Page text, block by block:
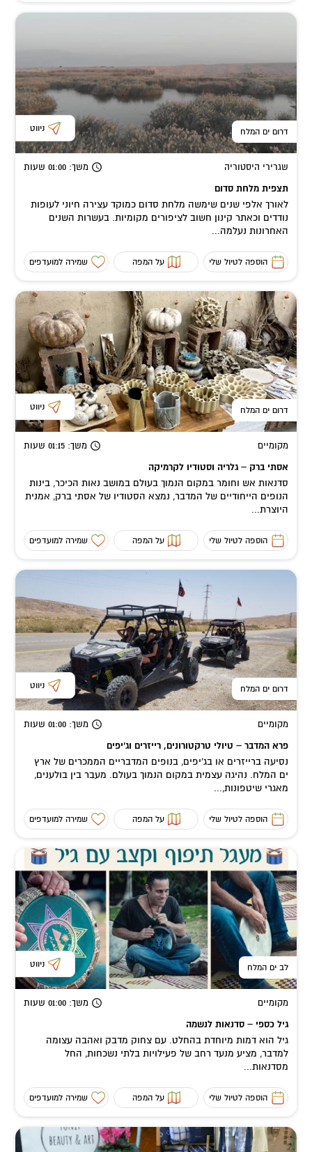
דרום ים המלח ניווט
שגרירי היסטוריה משך: 01:00 שעות
תצפית מלחת סדום
לאורך אלפי שנים שימשה מלחת סדום כמוקד עצירה חיוני לעופות
נודדים וכאתר קינון חשוב לציפורים מקומיות. בעשרות השנים
האחרונות נעלמה...
הוספה לטיול שלי על המפה שמירה למועדפים
דרום ים המלח ניווט
מקומיים משך: 01:15 שעות
אסתי ברק – גלריה וסטודיו לקרמיקה
סדנאות אש וחומר במקום הנמוך בעולם במושב נאות הכיכר, בינות
הנופים הייחודיים של המדבר, נמצא הסטודיו של אסתי ברק, אמנית
היוצרת...
הוספה לטיול שלי על המפה שמירה למועדפים
דרום ים המלח ניווט
מקומיים משך: 01:00 שעות
פרא המדבר – טיולי טרקטורונים, רייזרים וג’יפים
נסיעה ברייזרים או בג'יפים, בנופים המדבריים הממכרים של ארץ
ים המלח. נהיגה עצמית במקום הנמוך בעולם. מעבר בין בולענים,
מאגרי שיטפונות,...
הוספה לטיול שלי על המפה שמירה למועדפים
לב ים המלח ניווט
מקומיים משך: 01:00 שעות
גיל כספי – סדנאות לנשמה
גיל הוא דמות מיוחדת בהחלט. עם צחוק מדבק ואהבה עצומה
למדבר, מציע מנעד רחב של פעילויות בלתי נשכחות, החל
מסדנאות...
הוספה לטיול שלי על המפה שמירה למועדפים